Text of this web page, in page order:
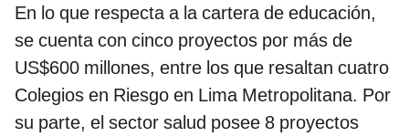
En lo que respecta a la cartera de educación,
se cuenta con cinco proyectos por más de
US$600 millones, entre los que resaltan cuatro
Colegios en Riesgo en Lima Metropolitana. Por
su parte, el sector salud posee 8 proyectos